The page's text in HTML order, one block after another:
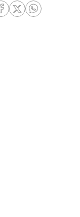
RRSS Facebook
RRSS Twitter
RRSS